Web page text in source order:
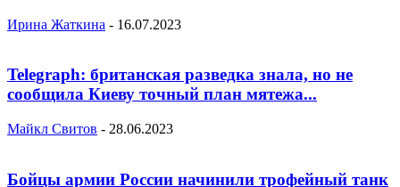
Ирина Жаткина - 16.07.2023
Telegraph: британская разведка знала, но не
сообщила Киеву точный план мятежа...
Майкл Свитов - 28.06.2023
Бойцы армии России начинили трофейный танк